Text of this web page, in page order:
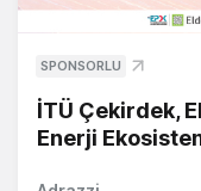
SPONSORLU
İTÜ Çekirdek,
Enerji